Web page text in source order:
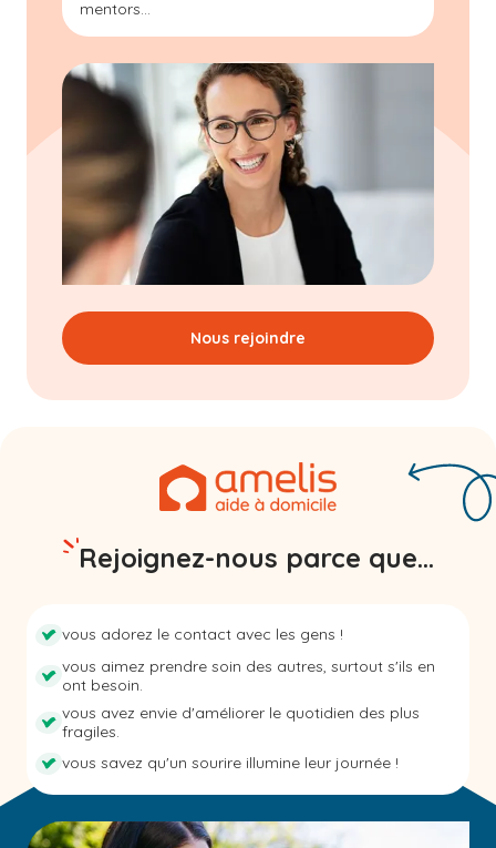
mentors...
Nous rejoindre
Rejoignez-nous parce que...
vous adorez le contact avec les gens !
vous aimez prendre soin des autres, surtout s'ils en
ont besoin.
vous avez envie d'améliorer le quotidien des plus
fragiles.
vous savez qu'un sourire illumine leur journée !